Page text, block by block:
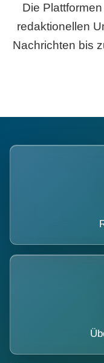
Die
redaktionellen
Nachrichten bis